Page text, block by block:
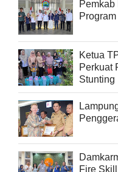
Ketua
Perkuat
Stunting
Fire